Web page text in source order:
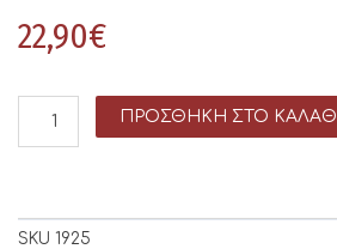
22,90€
ΠΡΟΣΘΉΚΗ ΣΤΟ ΚΑΛΆΘΙ
SKU 1925